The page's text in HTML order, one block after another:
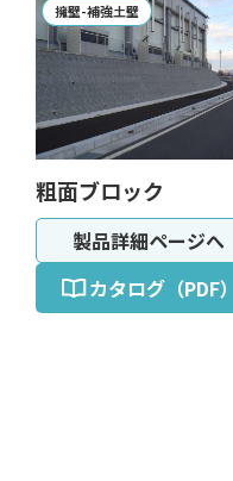
擁壁-補強土壁
粗面ブロック
製品詳細ページへ
カタログ（PDF）